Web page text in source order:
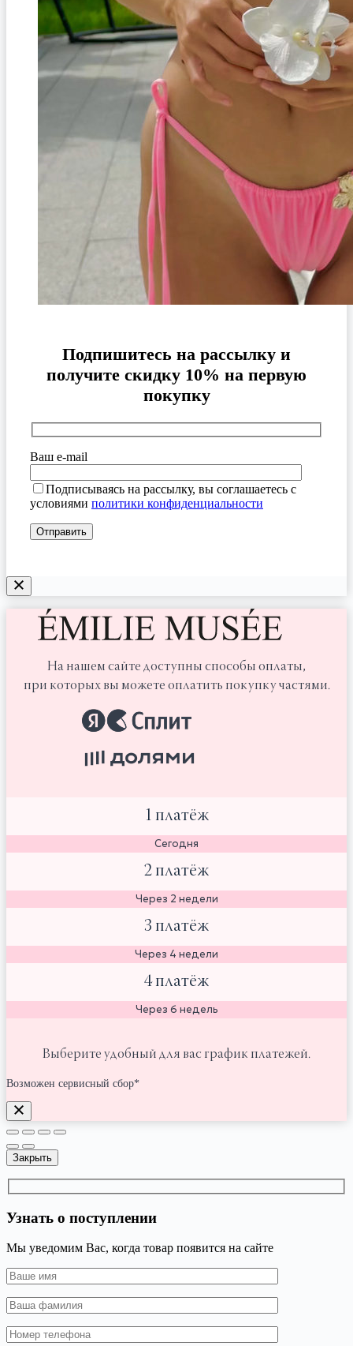
Подпишитесь на рассылку и
получите скидку 10% на первую
покупку
Ваш e-mail
Подписываясь на рассылку, вы соглашаетесь с
условиями политики конфиденциальности
На нашем сайте доступны способы оплаты,
при которых вы можете оплатить покупку частями.
1 платёж
Сегодня
2 платёж
Через 2 недели
3 платёж
Через 4 недели
4 платёж
Через 6 недель
Выберите удобный для вас график платежей.
Возможен сервисный сбор*
Закрыть
Узнать о поступлении
Мы уведомим Вас, когда товар появится на сайте